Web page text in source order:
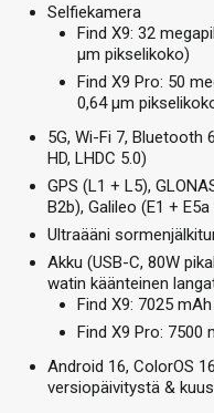
Selfiekamera
Find X9: 32
µm pikselikoko)
Find X9 Pro: 50
0,64 µm
5G, Wi-Fi 7, Bluetooth
HD, LHDC 5.0)
GPS (L1 + L5),
B2b), Galileo (E1 +
Ultraääni
Akku (USB-C, 80W
watin käänteinen
Find X9: 7025
Find X9 Pro: 7500
Android 16, ColorOS
versiopäivitystä &